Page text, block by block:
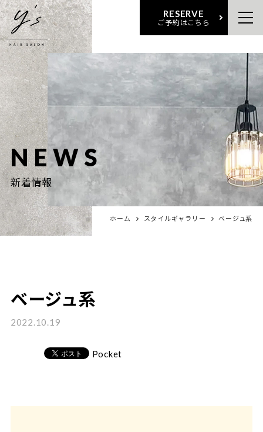
RESERVE
ご予約はこちら
NEWS
新着情報
ホーム スタイルギャラリー ベージュ系
ベージュ系
2022.10.19
Pocket